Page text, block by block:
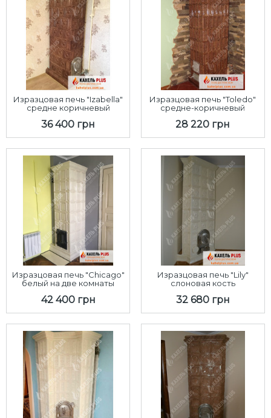
Изразцовая печь "Izabella"
средне коричневый
36 400 грн
Изразцовая печь "Toledo"
средне-коричневый
28 220 грн
Изразцовая печь "Chicago"
белый на две комнаты
42 400 грн
Изразцовая печь "Lily"
слоновая кость
32 680 грн